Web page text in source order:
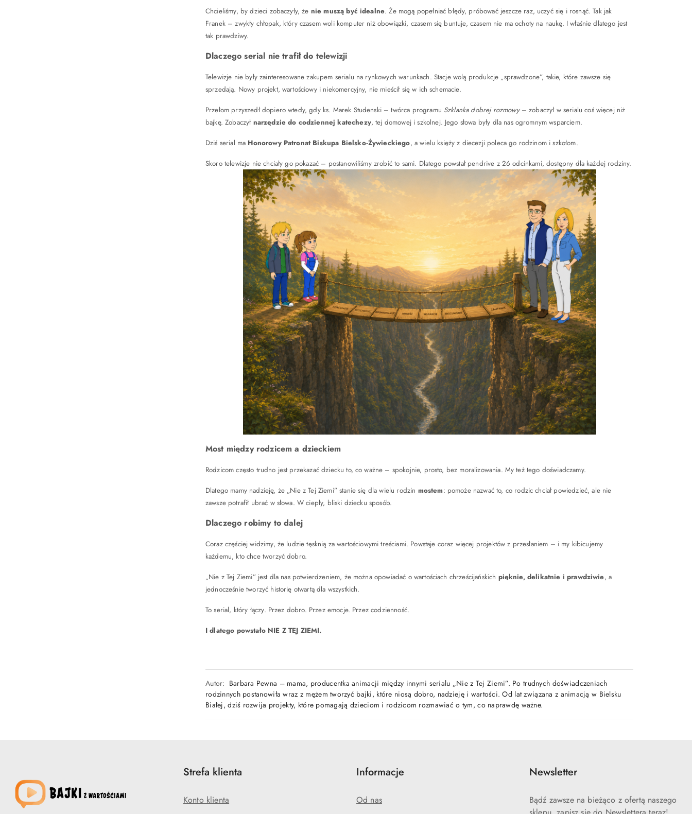
Chcieliśmy, by dzieci zobaczyły, że nie muszą być idealne. Że mogą popełniać błędy, próbować jeszcze raz, uczyć się i rosnąć. Tak jak
Franek – zwykły chłopak, który czasem woli komputer niż obowiązki, czasem się buntuje, czasem nie ma ochoty na naukę. I właśnie dlatego jest
tak prawdziwy.
Dlaczego serial nie trafił do telewizji
Telewizje nie były zainteresowane zakupem serialu na rynkowych warunkach. Stacje wolą produkcje „sprawdzone”, takie, które zawsze się
sprzedają. Nowy projekt, wartościowy i niekomercyjny, nie mieścił się w ich schemacie.
Przełom przyszedł dopiero wtedy, gdy ks. Marek Studenski – twórca programu Szklanka dobrej rozmowy– zobaczył w serialu coś więcej niż
bajkę. Zobaczył narzędzie do codziennej katechezy, tej domowej i szkolnej. Jego słowa były dla nas ogromnym wsparciem.
Dziś serial ma Honorowy Patronat Biskupa Bielsko‑Żywieckiego, a wielu księży z diecezji poleca go rodzinom i szkołom.
Skoro telewizje nie chciały go pokazać – postanowiliśmy zrobić to sami. Dlatego powstał pendrive z 26 odcinkami, dostępny dla każdej rodziny.
Most między rodzicem a dzieckiem
Rodzicom często trudno jest przekazać dziecku to, co ważne – spokojnie, prosto, bez moralizowania. My też tego doświadczamy.
Dlatego mamy nadzieję, że „Nie z Tej Ziemi” stanie się dla wielu rodzin mostem: pomoże nazwać to, co rodzic chciał powiedzieć, ale nie
zawsze potrafił ubrać w słowa. W ciepły, bliski dziecku sposób.
Dlaczego robimy to dalej
Coraz częściej widzimy, że ludzie tęsknią za wartościowymi treściami. Powstaje coraz więcej projektów z przesłaniem – i my kibicujemy
każdemu, kto chce tworzyć dobro.
„Nie z Tej Ziemi” jest dla nas potwierdzeniem, że można opowiadać o wartościach chrześcijańskich pięknie, delikatnie i prawdziwie, a
jednocześnie tworzyć historię otwartą dla wszystkich.
To serial, który łączy. Przez dobro. Przez emocje. Przez codzienność.
I dlatego powstało NIE Z TEJ ZIEMI.
Autor: Barbara Pewna – mama, producentka animacji między innymi serialu „Nie z Tej Ziemi”. Po trudnych doświadczeniach
rodzinnych postanowiła wraz z mężem tworzyć bajki, które niosą dobro, nadzieję i wartości. Od lat związana z animacją w Bielsku
Białej, dziś rozwija projekty, które pomagają dzieciom i rodzicom rozmawiać o tym, co naprawdę ważne.
Strefa klienta
Konto klienta
Informacje
Od nas
Newsletter
Bądź zawsze na bieżąco z ofertą naszego